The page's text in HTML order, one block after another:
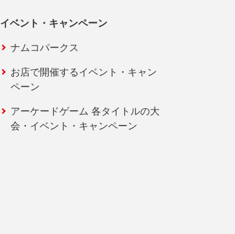
イベント・キャンペーン
ナムコパークス
お店で開催するイベント・キャン
ペーン
アーケードゲーム 各タイトルの大
会・イベント・キャンペーン